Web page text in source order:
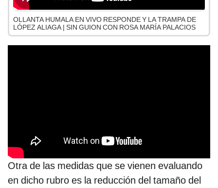
OLLANTA HUMALA EN VIVO RESPONDE Y LA TRAMPA DE
LÓPEZ ALIAGA | SIN GUION CON ROSA MARÍA PALACIOS
Otra de las medidas que se vienen evaluando
en dicho rubro es la reducción del tamaño del